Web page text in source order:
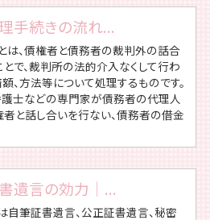
手続きの流れ...
は、債権者と債務者の裁判外の話合
とで、裁判所の法的介入なくして行わ
、方法等について処理するものです。
護士などの専門家が債務者の代理人
者と話し合いを行ない、債務者の借金
遺言の効力｜...
自筆証書遺言、公正証書遺言、秘密